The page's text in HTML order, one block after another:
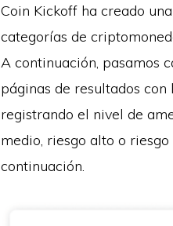
Coin Kickoff ha creado
categorías de
A continuación, pasamos
páginas de resultados
registrando el nivel de
medio, riesgo alto o
continuación.